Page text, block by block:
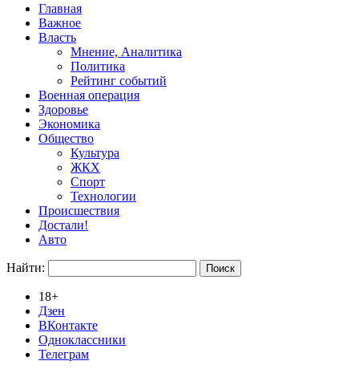
Главная
Важное
Власть
Мнение, Аналитика
Политика
Рейтинг событий
Военная операция
Здоровье
Экономика
Общество
Культура
ЖКХ
Спорт
Технологии
Происшествия
Достали!
Авто
Найти:
18+
Дзен
ВКонтакте
Одноклассники
Телеграм